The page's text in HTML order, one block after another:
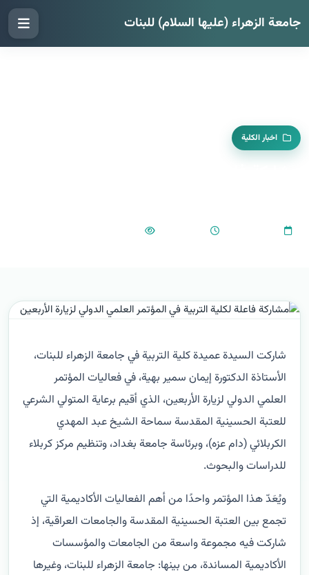
جامعة الزهراء (عليها السلام) للبنات
اخبار الكلية
شاركت السيدة عميدة كلية التربية في جامعة الزهراء للبنات،
الأستاذة الدكتورة إيمان سمير بهية، في فعاليات المؤتمر
العلمي الدولي لزيارة الأربعين، الذي أقيم برعاية المتولي الشرعي
للعتبة الحسينية المقدسة سماحة الشيخ عبد المهدي
الكربلائي (دام عزه)، وبرئاسة جامعة بغداد، وتنظيم مركز كربلاء
للدراسات والبحوث.
ويُعَدّ هذا المؤتمر واحدًا من أهم الفعاليات الأكاديمية التي
تجمع بين العتبة الحسينية المقدسة والجامعات العراقية، إذ
شاركت فيه مجموعة واسعة من الجامعات والمؤسسات
الأكاديمية المساندة، من بينها: جامعة الزهراء للبنات، وغيرها